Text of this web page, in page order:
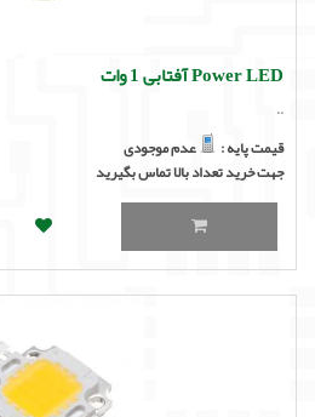
Power LED آفتابی 1 وات
..
قیمت پایه :
عدم موجودی
جهت خرید تعداد بالا تماس بگیرید